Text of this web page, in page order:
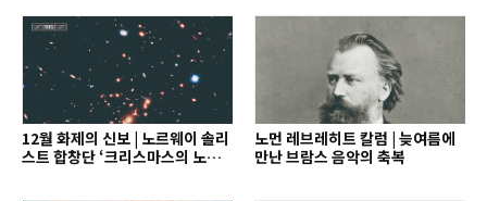
12월 화제의 신보 | 노르웨이 솔리
스트 합창단 ‘크리스마스의 노래’
노먼 레브레히트 칼럼 | 늦여름에
만난 브람스 음악의 축복